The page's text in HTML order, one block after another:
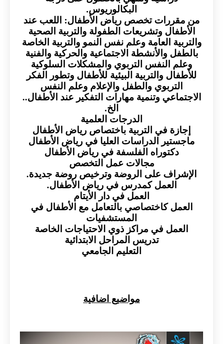
البكالوريوس.
من مقررات تخصص رياض الأطفال: اللعب عند
الأطفال وتشريعات الطفولة والتربية الصحية
والتربية العامة وعلم نفس النمو والتربية الخاصة
بالطفل والأنشطة الاجتماعية والحركية والفنية
وعلم النفس التربوي والمشكلات السلوكية
للأطفال والتربية البيئية للأطفال وتطور الفكر
التربوي والطفل والإعلام وعلم النفس
الاجتماعي وتنمية مهارات التفكير عند الأطفال..
الخ.
الدرجات العلمية
إجازة في التربية باختصاص رياض الأطفال
ماجستير الدراسات العليا في رياض الأطفال
دكتوراه الفلسفة في رياض الأطفال
مجالات عمل التخصص
الإشراف على الروضة وترخيص روضة جديدة.
العمل كمدرس في رياض الأطفال.
العمل في دار الأيتام
العمل كاختصاصي بالتعامل مع الأطفال في
المستشفيات
العمل في مراكز ذوي الاحتياجات الخاصة
تدريس المراحل الابتدائية
التعليم الجامعي
مواضيع اضافية